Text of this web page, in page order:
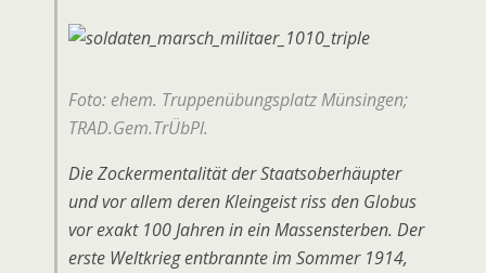
Foto: ehem. Truppenübungsplatz Münsingen;
TRAD.Gem.TrÜbPl.
Die Zockermentalität der Staatsoberhäupter
und vor allem deren Kleingeist riss den Globus
vor exakt 100 Jahren in ein Massensterben. Der
erste Weltkrieg entbrannte im Sommer 1914,